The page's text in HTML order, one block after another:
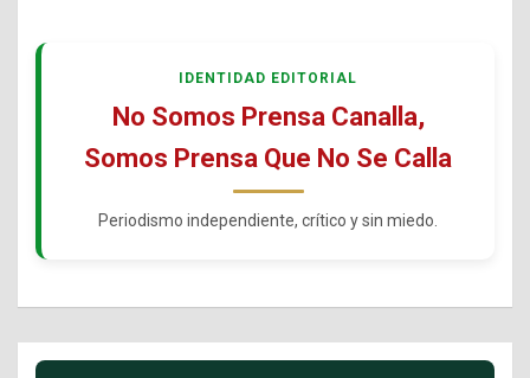
IDENTIDAD EDITORIAL
No Somos Prensa Canalla,
Somos Prensa Que No Se Calla
Periodismo independiente, crítico y sin miedo.